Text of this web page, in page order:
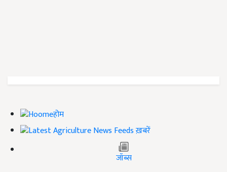
होम
ख़बरें
जॉब्स